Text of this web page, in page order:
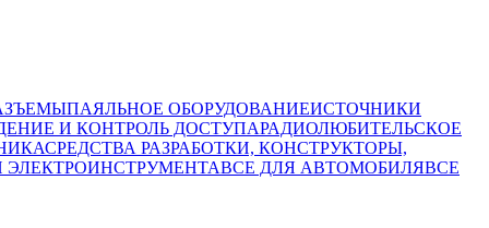
ПАЯЛЬНОЕ ОБОРУДОВАНИЕИСТОЧНИКИ
И КОНТРОЛЬ ДОСТУПАРАДИОЛЮБИТЕЛЬСКОЕ
СРЕДСТВА РАЗРАБОТКИ, КОНСТРУКТОРЫ,
ВСЕ ДЛЯ АВТОМОБИЛЯВСЕ